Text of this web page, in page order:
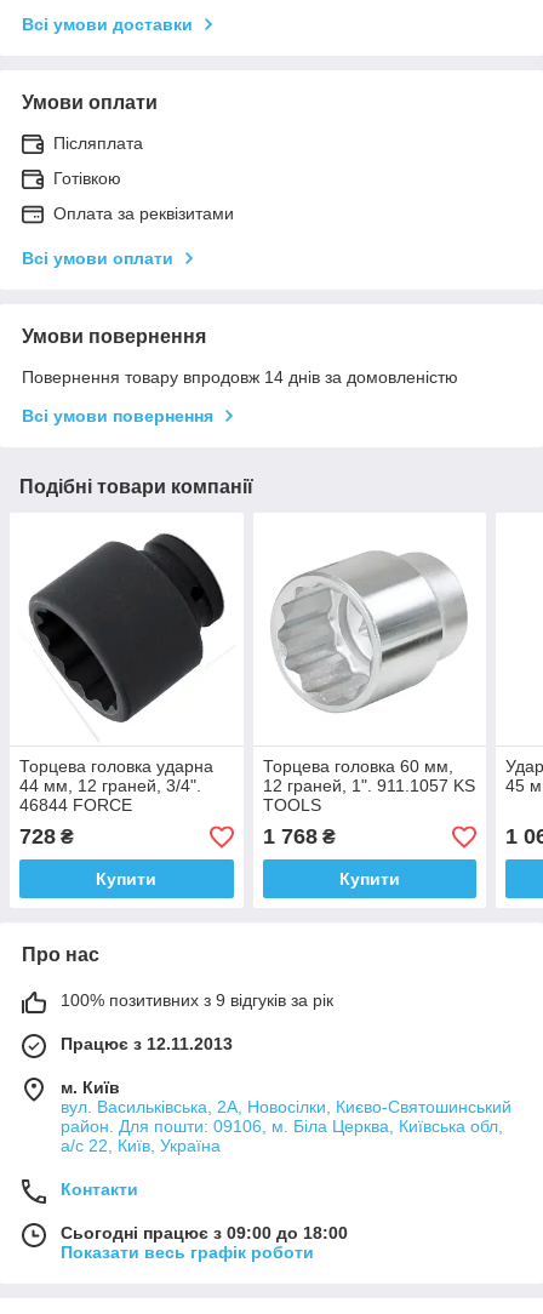
Всі умови доставки
Умови оплати
Післяплата
Готівкою
Оплата за реквізитами
Всі умови оплати
Умови повернення
Повернення товару впродовж 14 днів за домовленістю
Всі умови повернення
Подібні товари компанії
Торцева головка ударна
44 мм, 12 граней, 3/4".
46844 FORCE
728 ₴
Купити
Торцева головка 60 мм,
12 граней, 1". 911.1057 KS
TOOLS
1 768₴
Купити
45
1
Про нас
100% позитивних з 9 відгуків за рік
Працює з 12.11.2013
м. Київ
вул. Васильківська, 2А, Новосілки, Києво-Святошинський
район. Для пошти: 09106, м. Біла Церква, Київська обл,
а/с 22, Київ, Україна
Контакти
Сьогодні працює з 09:00 до 18:00
Показати весь графік роботи